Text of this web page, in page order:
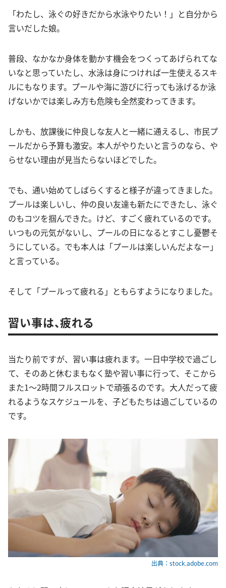
「わたし、泳ぐの好きだから水泳やりたい！」と自分から
言いだした娘。
普段、なかなか身体を動かす機会をつくってあげられてな
いなと思っていたし、水泳は身につければ一生使えるスキ
ルにもなります。プールや海に游びに行っても泳げるか泳
げないかでは楽しみ方も危険も全然変わってきます。
しかも、放課後に仲良しな友人と一緒に通えるし、市民プ
ールだから予算も激安。本人がやりたいと言うのなら、や
らせない理由が見当たらないほどでした。
でも、通い始めてしばらくすると様子が違ってきました。
プールは楽しいし、仲の良い友達も新たにできたし、泳ぐ
のもコツを掴んできた。けど、すごく疲れているのです。
いつもの元気がないし、プールの日になるとすこし憂鬱そ
うにしている。でも本人は「プールは楽しいんだよなー」
と言っている。
そして「プールって疲れる」ともらすようになりました。
習い事は、疲れる
当たり前ですが、習い事は疲れます。一日中学校で過ごし
て、そのあと休むまもなく塾や習い事に行って、そこから
また1〜2時間フルスロットで頑張るのです。大人だって疲
れるようなスケジュールを、子どもたちは過ごしているの
です。
出典：stock.adobe.com